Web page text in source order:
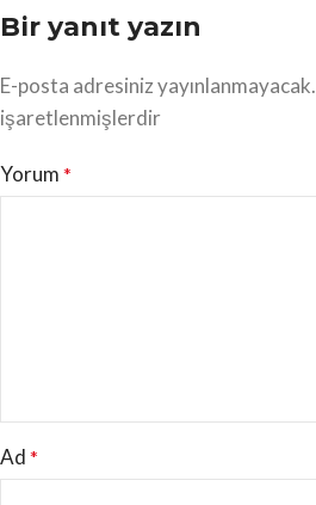
Bir yanıt yazın
E-posta adresiniz yayınlanmayacak.
işaretlenmişlerdir
Yorum *
Ad *